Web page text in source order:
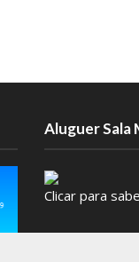
Aluguer
Clicar para